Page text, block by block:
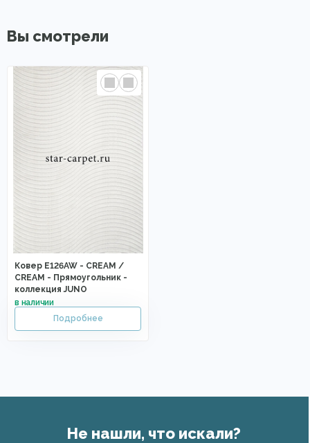
Вы смотрели
Ковер E126AW - CREAM /
CREAM - Прямоугольник -
коллекция JUNO
Не нашли, что искали?